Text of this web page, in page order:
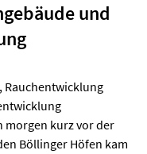
und
Rauchentwicklung
morgen kurz vor der
Böllinger Höfen kam